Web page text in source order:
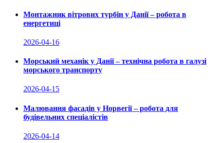
Монтажник вітрових турбін у Данії – робота в
енергетиці
2026-04-16
Морський механік у Данії – технічна робота в галузі
морського транспорту
2026-04-15
Малювання фасадів у Норвегії – робота для
будівельних спеціалістів
2026-04-14